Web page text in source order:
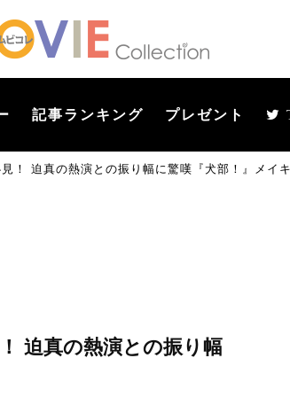
記事ランキング プレゼント
！ 迫真の熱演との振り幅に驚嘆『犬部！』メイ
迫真の熱演との振り幅